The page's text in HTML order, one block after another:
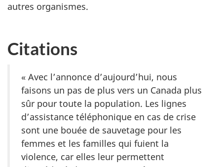
autres organismes.
Citations
« Avec l’annonce d’aujourd’hui, nous
faisons un pas de plus vers un Canada plus
sûr pour toute la population. Les lignes
d’assistance téléphonique en cas de crise
sont une bouée de sauvetage pour les
femmes et les familles qui fuient la
violence, car elles leur permettent